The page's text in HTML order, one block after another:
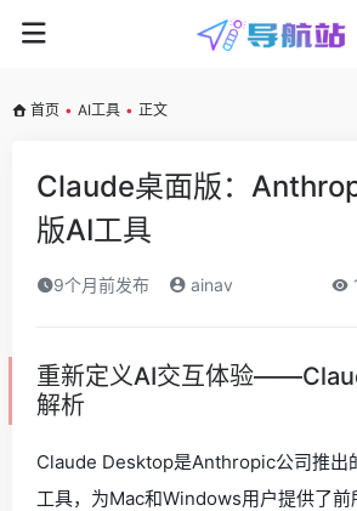
首页 • AI工具 • 正文
Claude桌面版：
版AI工具
9个月前发布 ainav
重新定义AI交互体验
解析
Claude Desktop是Anthropic公司推出
工具，为Mac和Windows用户提供了前